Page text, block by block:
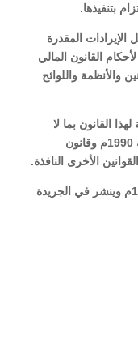
بتنفيذها.
الإيرادات المقدرة
القانون المالي
والأنظمة واللوائح
لهذا القانون بما لا
يتعارض مع أحكام القانون المالي رقم(8)لسنة 1990م وقانون
.
مادة(5): يعمل بهذا القانون من أول يناير 1999م وينشر في الجريدة